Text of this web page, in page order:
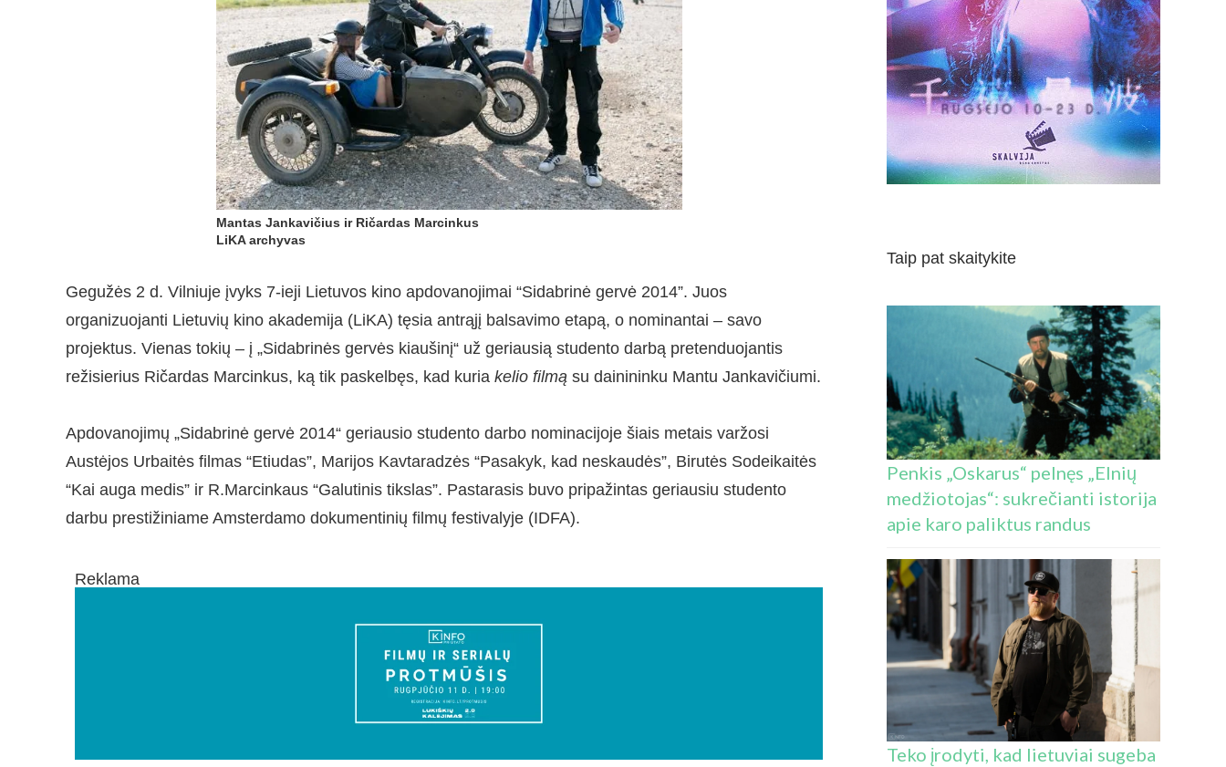
Mantas Jankavičius ir Ričardas Marcinkus
LiKA archyvas
Gegužės 2 d. Vilniuje įvyks 7-ieji Lietuvos kino apdovanojimai “Sidabrinė gervė 2014”. Juos
organizuojanti Lietuvių kino akademija (LiKA) tęsia antrąjį balsavimo etapą, o nominantai – savo
projektus. Vienas tokių – į „Sidabrinės gervės kiaušinį“ už geriausią studento darbą pretenduojantis
režisierius Ričardas Marcinkus, ką tik paskelbęs, kad kuria kelio filmą su dainininku Mantu Jankavičiumi.
Apdovanojimų „Sidabrinė gervė 2014“ geriausio studento darbo nominacijoje šiais metais varžosi
Austėjos Urbaitės filmas “Etiudas”, Marijos Kavtaradzės “Pasakyk, kad neskaudės”, Birutės Sodeikaitės
“Kai auga medis” ir R.Marcinkaus “Galutinis tikslas”. Pastarasis buvo pripažintas geriausiu studento
darbu prestižiniame Amsterdamo dokumentinių filmų festivalyje (IDFA).
Reklama
Taip pat skaitykite
Penkis „Oskarus“ pelnęs „Elnių
medžiotojas“: sukrečianti istorija
apie karo paliktus randus
Teko įrodyti, kad lietuviai sugeba